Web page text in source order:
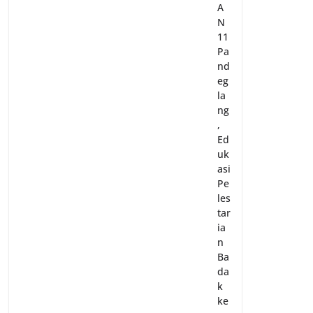
A
N
11
Pa
nd
eg
la
ng
,
Ed
uk
asi
Pe
les
tar
ia
n
Ba
da
k
ke